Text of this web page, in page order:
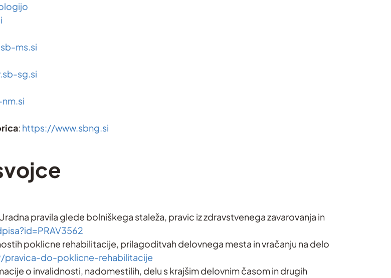
ms.si
sg.si
: https://www.sbng.si
pravila glede bolniškega staleža, pravic iz zdravstvenega zavarovanja in
poklicne rehabilitacije, prilagoditvah delovnega mesta in vračanju na delo
do-poklicne-rehabilitacije
o invalidnosti, nadomestilih, delu s krajšim delovnim časom in drugih